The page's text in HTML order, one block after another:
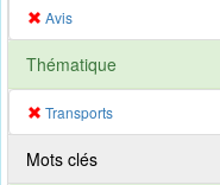
Avis
Thématique
Transports
Mots clés